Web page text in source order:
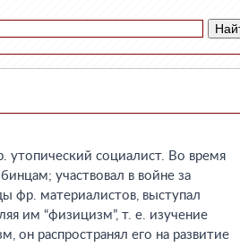
социалист. Во время
участвовал в войне за
фр. материалистов, выступал
им “физицизм”, т. е. изучение
распространял его на развитие